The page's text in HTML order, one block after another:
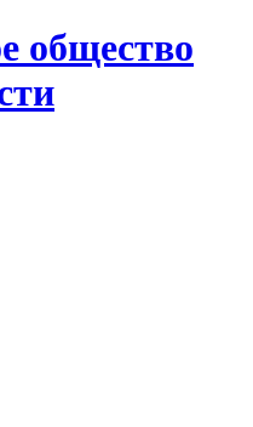
общество